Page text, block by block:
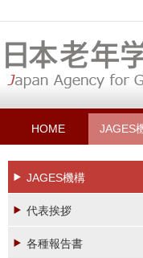
HOME JAGES
JAGES機構
代表挨拶
各種報告書